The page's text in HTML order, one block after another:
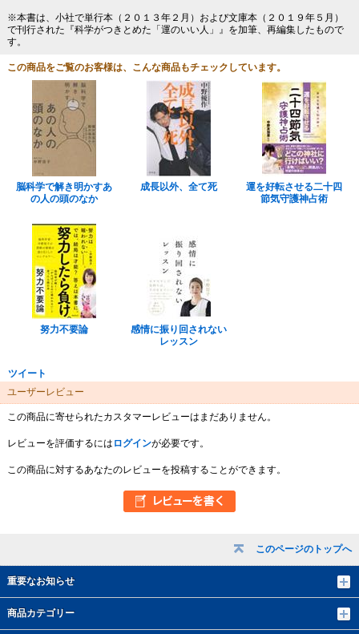
このページのトップへ
重要なお知らせ
商品カテゴリー
※本書は、小社で単行本（２０１３年２月）および文庫本（２０１９年５月）
で刊行された『科学がつきとめた「運のいい人」』を加筆、再編集したもので
す。
この商品をご覧のお客様は、こんな商品もチェックしています。
脳科学で解き明かすあ
の人の頭のなか
成長以外、全て死
運を好転させる二十四
節気守護神占術
努力不要論
感情に振り回されない
レッスン
ツイート
ユーザーレビュー
この商品に寄せられたカスタマーレビューはまだありません。
レビューを評価するには ログインが必要です。
この商品に対するあなたのレビューを投稿することができます。